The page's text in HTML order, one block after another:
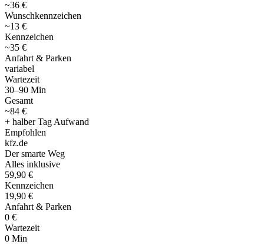
~36 €
Wunschkennzeichen
~13 €
Kennzeichen
~35 €
Anfahrt & Parken
variabel
Wartezeit
30–90 Min
Gesamt
~84 €
+ halber Tag Aufwand
Empfohlen
kfz.de
Der smarte Weg
Alles inklusive
59,90 €
Kennzeichen
19,90 €
Anfahrt & Parken
0 €
Wartezeit
0 Min